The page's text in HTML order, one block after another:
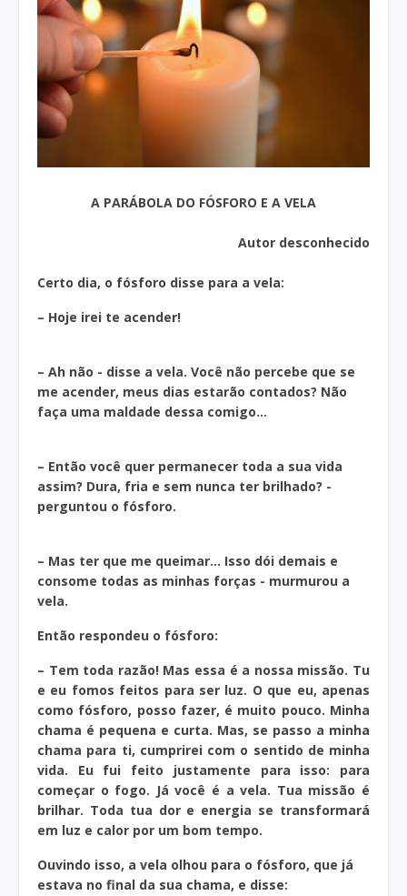
A PARÁBOLA DO FÓSFORO E A VELA
Autor desconhecido
Certo dia, o fósforo disse para a vela:
– Hoje irei te acender!
– Ah não - disse a vela. Você não percebe que se
me acender, meus dias estarão contados? Não
faça uma maldade dessa comigo…
– Então você quer permanecer toda a sua vida
assim? Dura, fria e sem nunca ter brilhado? -
perguntou o fósforo.
– Mas ter que me queimar… Isso dói demais e
consome todas as minhas forças - murmurou a
vela.
Então respondeu o fósforo:
– Tem toda razão! Mas essa é a nossa missão. Tu
e eu fomos feitos para ser luz. O que eu, apenas
como fósforo, posso fazer, é muito pouco. Minha
chama é pequena e curta. Mas, se passo a minha
chama para ti, cumprirei com o sentido de minha
vida. Eu fui feito justamente para isso: para
começar o fogo. Já você é a vela. Tua missão é
brilhar. Toda tua dor e energia se transformará
em luz e calor por um bom tempo.
Ouvindo isso, a vela olhou para o fósforo, que já
estava no final da sua chama, e disse: